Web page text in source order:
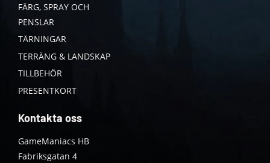
FÄRG, SPRAY OCH
PENSLAR
TÄRNINGAR
TERRÄNG & LANDSKAP
TILLBEHÖR
PRESENTKORT
Kontakta oss
GameManiacs HB
Fabriksgatan 4